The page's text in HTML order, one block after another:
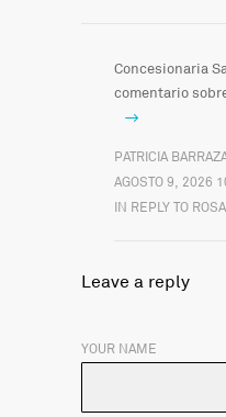
Concesionaria
comentario
PATRICIA
AGOSTO 9, 2026
IN REPLY TO
Leave a reply
YOUR NAME